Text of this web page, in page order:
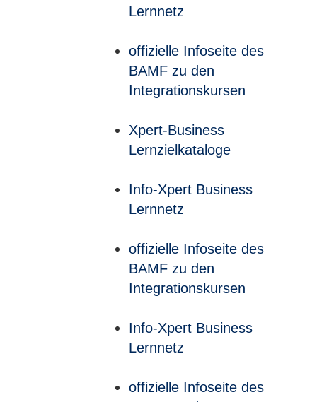
Lernnetz
offizielle Infoseite des
BAMF zu den
Integrationskursen
Xpert-Business
Lernzielkataloge
Info-Xpert Business
Lernnetz
offizielle Infoseite des
BAMF zu den
Integrationskursen
Info-Xpert Business
Lernnetz
offizielle Infoseite des